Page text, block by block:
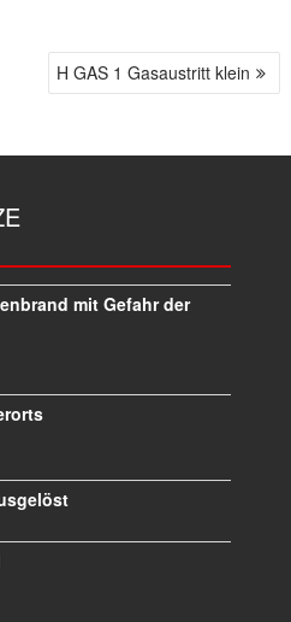
H GAS 1 Gasaustritt klein
mit Gefahr der